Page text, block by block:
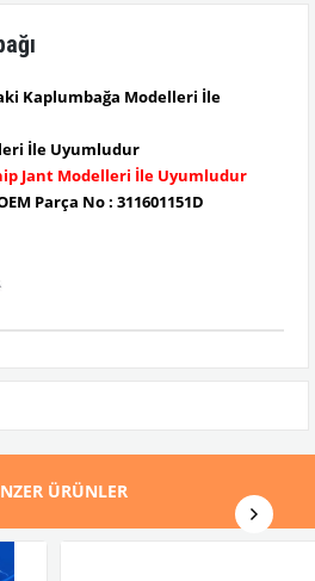
Kaplumbağa Modelleri İle
İle Uyumludur
Jant Modelleri İle Uyumludur
Parça No : 311601151D
ÜRÜNLER